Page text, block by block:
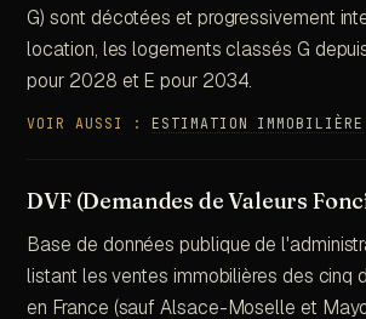
G) sont décotées et progressivement
location, les logements classés G
pour 2028 et E pour 2034.
VOIR AUSSI : ESTIMATION IMMOBILIÈRE
DVF (Demandes de Valeurs
Base de données publique de
listant les ventes immobilières des cinq
en France (sauf Alsace-Moselle et